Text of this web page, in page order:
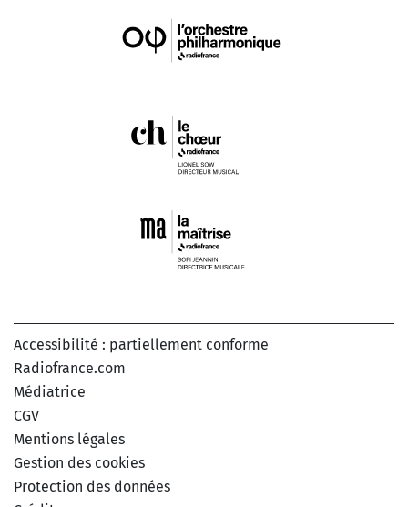
Accessibilité : partiellement conforme
Radiofrance.com
Médiatrice
CGV
Mentions légales
Gestion des cookies
Protection des données